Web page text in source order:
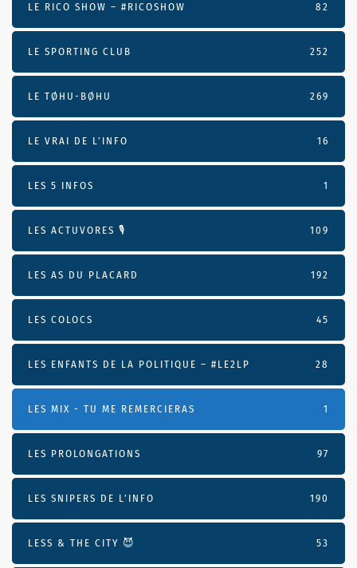
LE RICO SHOW – #RICOSHOW 82
LE SPORTING CLUB 252
LE TØHU-BØHU 269
LE VRAI DE L’INFO 16
LES 5 INFOS 1
LES ACTUVORES 🎙 109
LES AS DU PLACARD 192
LES COLOCS 45
LES ENFANTS DE LA POLITIQUE – #LE2LP 28
LES MIX - TU ME REMERCIERAS 1
LES PROLONGATIONS 97
LES SNIPERS DE L’INFO 190
LESS & THE CITY 😈 53